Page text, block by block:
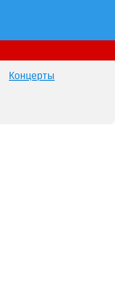
Концерты